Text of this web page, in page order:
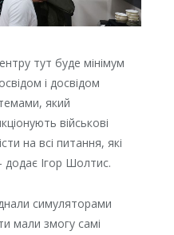
тут буде мінімум
і досвідом
який
військові
на всі питання, які
додає Ігор Шолтис.
симуляторами
мали змогу самі